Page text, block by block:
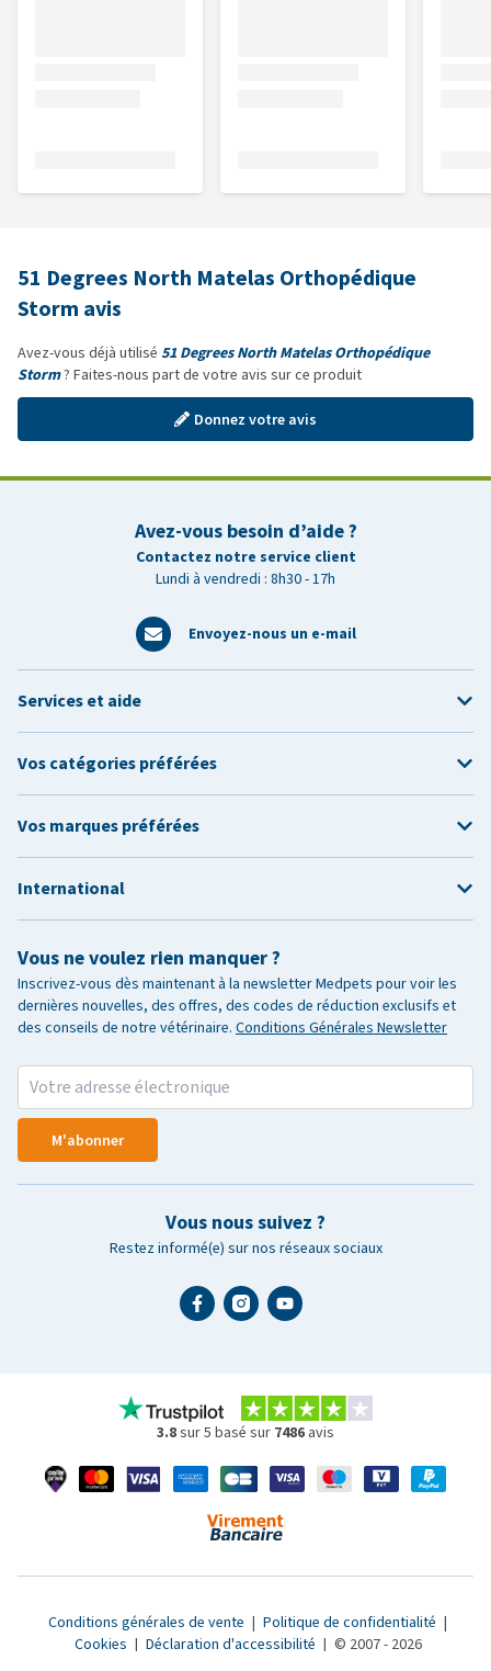
51 Degrees North Matelas Orthopédique
Storm avis
Avez-vous déjà utilisé 51 Degrees North Matelas Orthopédique
Storm? Faites-nous part de votre avis sur ce produit
Donnez votre avis
Avez-vous besoin d’aide ?
Contactez notre service client
Lundi à vendredi : 8h30 - 17h
Envoyez-nous un e-mail
Vous ne voulez rien manquer ?
Inscrivez-vous dès maintenant à la newsletter Medpets pour voir les
dernières nouvelles, des offres, des codes de réduction exclusifs et
des conseils de notre vétérinaire. Conditions Générales Newsletter
M'abonner
Vous nous suivez ?
Restez informé(e) sur nos réseaux sociaux
Services et aide
Vos catégories préférées
Vos marques préférées
International
3.8sur 5 basé sur 7486 avis
Conditions générales de vente | Politique de confidentialité |
Cookies | Déclaration d'accessibilité | © 2007 - 2026